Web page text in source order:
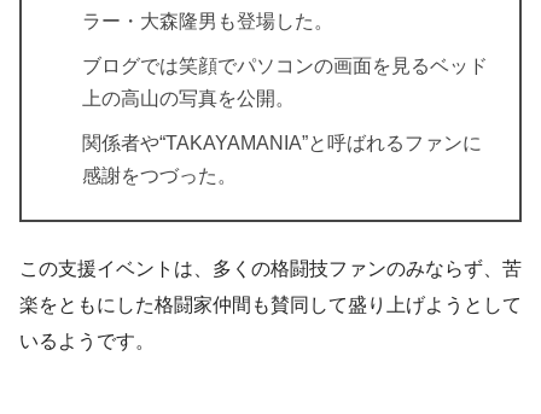
ラー・大森隆男も登場した。
ブログでは笑顔でパソコンの画面を見るベッド
上の高山の写真を公開。
関係者や“TAKAYAMANIA”と呼ばれるファンに
感謝をつづった。
この支援イベントは、多くの格闘技ファンのみならず、苦
楽をともにした格闘家仲間も賛同して盛り上げようとして
いるようです。